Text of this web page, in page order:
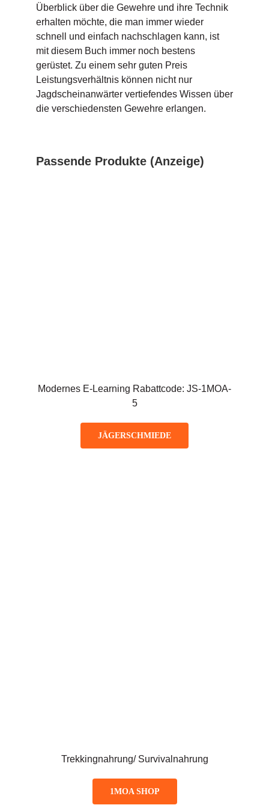
Überblick über die Gewehre und ihre Technik
erhalten möchte, die man immer wieder
schnell und einfach nachschlagen kann, ist
mit diesem Buch immer noch bestens
gerüstet. Zu einem sehr guten Preis
Leistungsverhältnis können nicht nur
Jagdscheinanwärter vertiefendes Wissen über
die verschiedensten Gewehre erlangen.
Passende Produkte (Anzeige)
Modernes E-Learning Rabattcode: JS-1MOA-
5
JÄGERSCHMIEDE
Trekkingnahrung/ Survivalnahrung
1MOA SHOP